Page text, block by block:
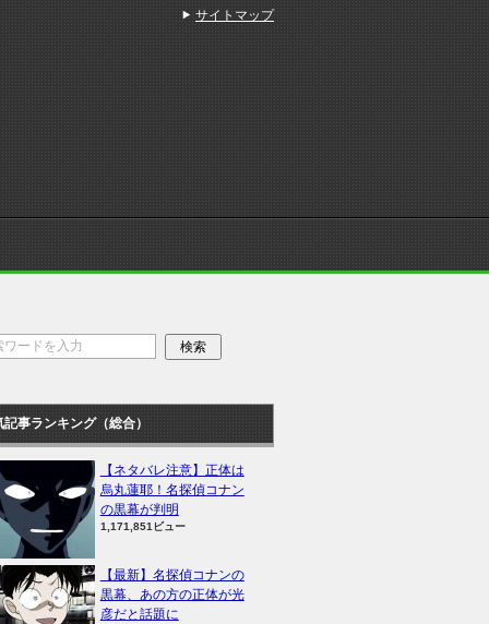
記事ランキング（総合）
【ネタバレ注意】正体は
烏丸蓮耶！名探偵コナン
の黒幕が判明
1,171,851ビュー
【最新】名探偵コナンの
黒幕、あの方の正体が光
彦だと話題に
サイトマップ